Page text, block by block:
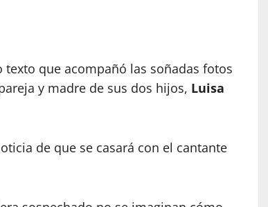
que acompañó las soñadas fotos
y madre de sus dos hijos, Luisa
de que se casará con el cantante